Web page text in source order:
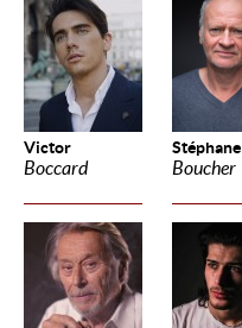
Victor
Boccard
Stéphane
Boucher